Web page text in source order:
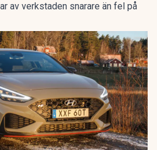
av verkstaden snarare än fel på